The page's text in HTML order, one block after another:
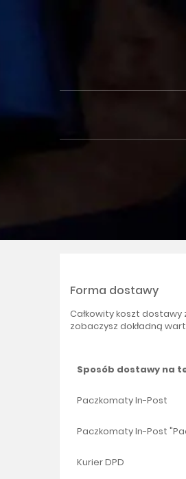
Forma dostawy
Całkowity koszt
zobaczysz dokładną
Sposób dostawy na
Paczkomaty In-Post
Paczkomaty In-Post
Kurier DPD